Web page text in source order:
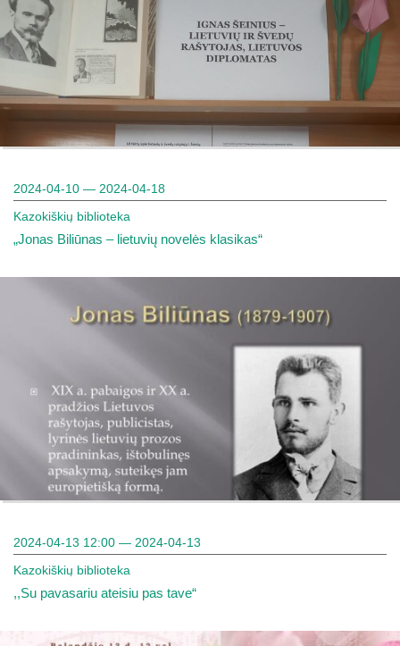
2024-04-10 — 2024-04-18
Kazokiškių biblioteka
„Jonas Biliūnas – lietuvių novelės klasikas“
2024-04-13 12:00 — 2024-04-13
Kazokiškių biblioteka
,,Su pavasariu ateisiu pas tave“